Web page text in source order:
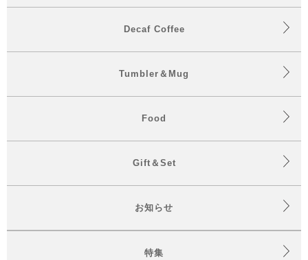
Decaf Coffee
Tumbler＆Mug
Food
Gift＆Set
お知らせ
特集